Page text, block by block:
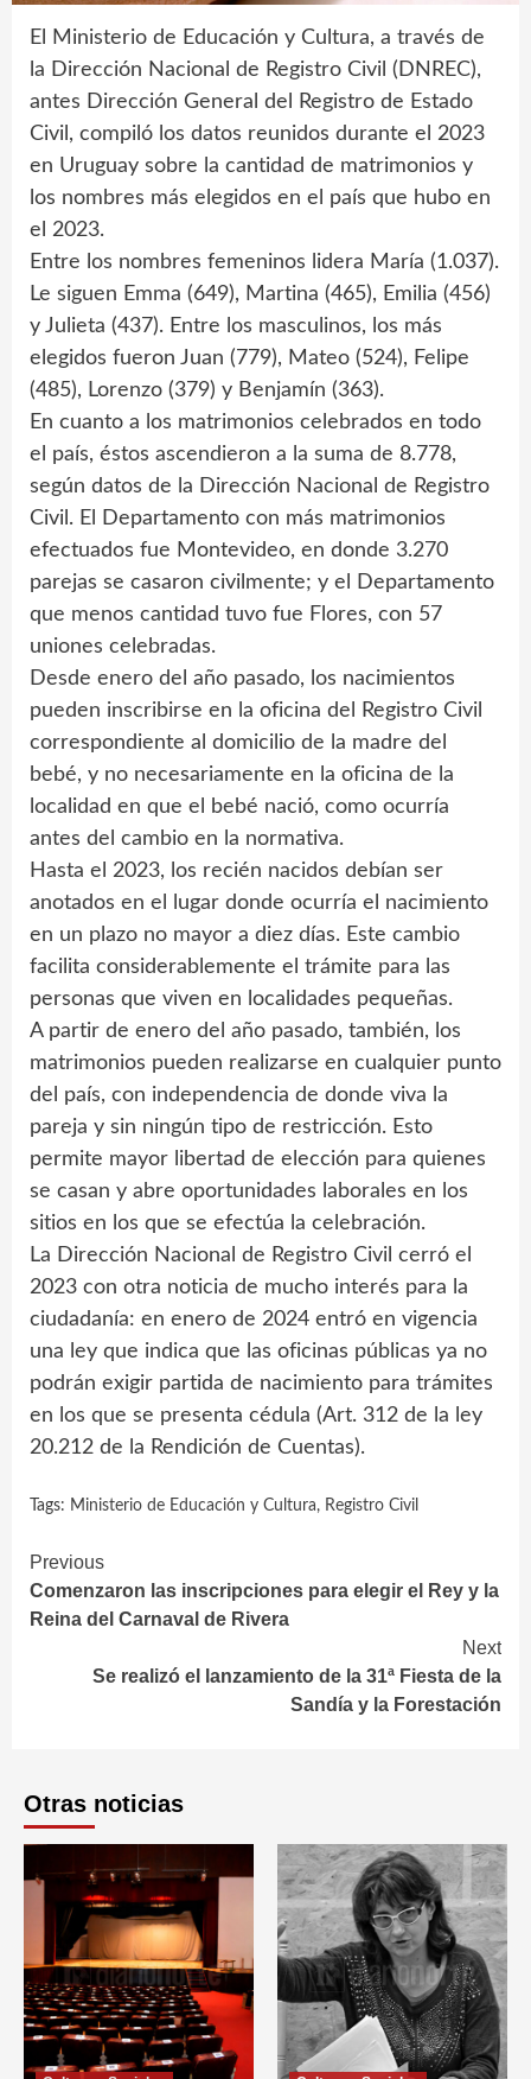
El Ministerio de Educación y Cultura, a través de
la Dirección Nacional de Registro Civil (DNREC),
antes Dirección General del Registro de Estado
Civil, compiló los datos reunidos durante el 2023
en Uruguay sobre la cantidad de matrimonios y
los nombres más elegidos en el país que hubo en
el 2023.
Entre los nombres femeninos lidera María (1.037).
Le siguen Emma (649), Martina (465), Emilia (456)
y Julieta (437). Entre los masculinos, los más
elegidos fueron Juan (779), Mateo (524), Felipe
(485), Lorenzo (379) y Benjamín (363).
En cuanto a los matrimonios celebrados en todo
el país, éstos ascendieron a la suma de 8.778,
según datos de la Dirección Nacional de Registro
Civil. El Departamento con más matrimonios
efectuados fue Montevideo, en donde 3.270
parejas se casaron civilmente; y el Departamento
que menos cantidad tuvo fue Flores, con 57
uniones celebradas.
Desde enero del año pasado, los nacimientos
pueden inscribirse en la oficina del Registro Civil
correspondiente al domicilio de la madre del
bebé, y no necesariamente en la oficina de la
localidad en que el bebé nació, como ocurría
antes del cambio en la normativa.
Hasta el 2023, los recién nacidos debían ser
anotados en el lugar donde ocurría el nacimiento
en un plazo no mayor a diez días. Este cambio
facilita considerablemente el trámite para las
personas que viven en localidades pequeñas.
A partir de enero del año pasado, también, los
matrimonios pueden realizarse en cualquier punto
del país, con independencia de donde viva la
pareja y sin ningún tipo de restricción. Esto
permite mayor libertad de elección para quienes
se casan y abre oportunidades laborales en los
sitios en los que se efectúa la celebración.
La Dirección Nacional de Registro Civil cerró el
2023 con otra noticia de mucho interés para la
ciudadanía: en enero de 2024 entró en vigencia
una ley que indica que las oficinas públicas ya no
podrán exigir partida de nacimiento para trámites
en los que se presenta cédula (Art. 312 de la ley
20.212 de la Rendición de Cuentas).
Tags: Ministerio de Educación y Cultura, Registro Civil
Continue
Reading
Previous
Comenzaron las inscripciones para elegir el Rey y la
Reina del Carnaval de Rivera
Next
Se realizó el lanzamiento de la 31ª Fiesta de la
Sandía y la Forestación
Otras noticias